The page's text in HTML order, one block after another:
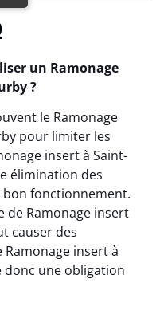
un Ramonage
?
le Ramonage
pour limiter les
insert à Saint-
élimination des
fonctionnement.
de Ramonage insert
causer des
insert à
donc une obligation